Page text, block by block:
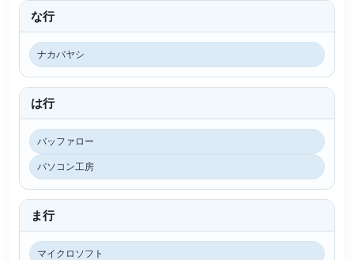
な行
ナカバヤシ
は行
バッファロー
パソコン工房
ま行
マイクロソフト